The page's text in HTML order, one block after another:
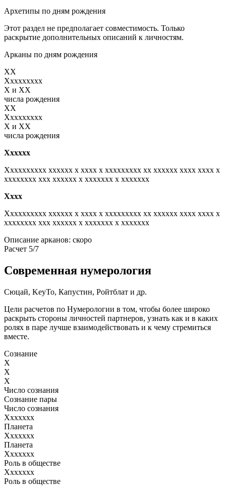
Архетипы по дням рождения
Этот раздел не предполагает совместимость. Только
раскрытие дополнительных описаний к личностям.
Арканы по дням рождения
XX
Xxxxxxxxx
X и XX
числа рождения
XX
Xxxxxxxxx
X и XX
числа рождения
Xxxxxx
Xxxxxxxxxx xxxxxx x xxxx x xxxxxxxxx xx xxxxxx xxxx xxxx x
xxxxxxxx xxx xxxxxx x xxxxxxx x xxxxxxx
Xxxx
Xxxxxxxxxx xxxxxx x xxxx x xxxxxxxxx xx xxxxxx xxxx xxxx x
xxxxxxxx xxx xxxxxx x xxxxxxx x xxxxxxx
Описание арканов: скоро
Расчет 5/7
Современная нумерология
Сюцай, KeyTo, Капустин, Ройтблат и др.
Цели расчетов по Нумерологии в том, чтобы более широко
раскрыть стороны личностей партнеров, узнать как и в каких
ролях в паре лучше взаимодействовать и к чему стремиться
вместе.
Сознание
X
X
X
Число сознания
Сознание пары
Число сознания
Ххххххх
Планета
Ххххххх
Планета
Ххххххх
Роль в обществе
Ххххххх
Роль в обществе